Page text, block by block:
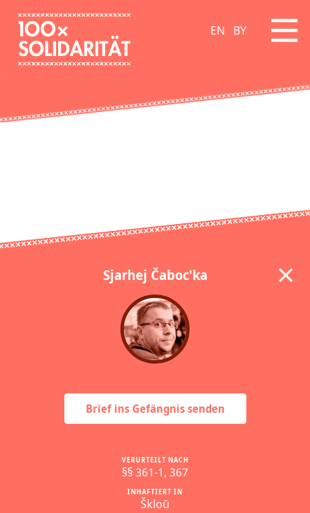
EN BY
Sjarhej Čaboc'ka
Brief ins Gefängnis senden
INHAFTIERT IN
Škloŭ
VERURTEILT NACH
§§ 361-1, 367